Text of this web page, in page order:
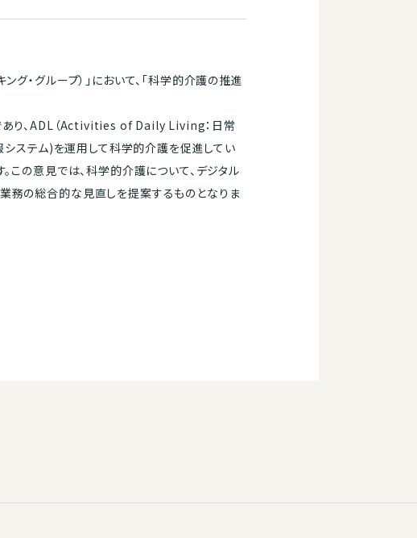
グ・グループ）」において、「科学的介護の推進
あり、ADL（Activities of Daily Living：日常
ステム)を運用して科学的介護を促進してい
この意見では、科学的介護について、デジタル
務の総合的な見直しを提案するものとなりま